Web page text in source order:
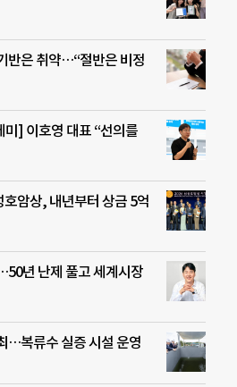
반은 취약…“절반은 비정
] 이호영 대표 “선의를
암상, 내년부터 상금 5억
년 난제 풀고 세계시장
…복류수 실증 시설 운영